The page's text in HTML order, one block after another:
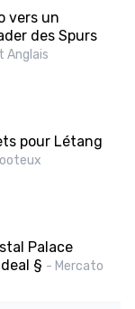
vers un
des Spurs
Anglais
pour Létang
Palace
§ - Mercato